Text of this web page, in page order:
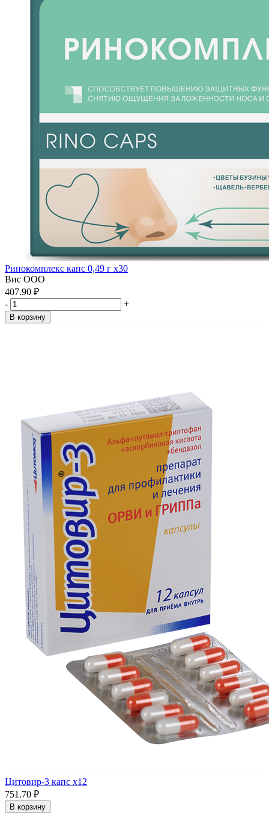
Ринокомплекс капс 0,49 г x30
Вис ООО
407.90 ₽
-
+
В корзину
Цитовир-3 капс x12
751.70 ₽
В корзину